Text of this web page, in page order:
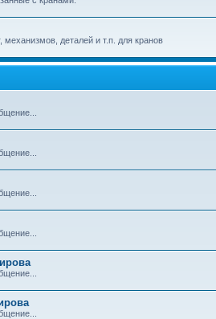
механизмов, деталей и т.п. для кранов